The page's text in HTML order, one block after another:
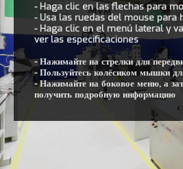
- Haga clic en las flechas para
- Usa las ruedas del mouse para
- Haga clic en el menú lateral y
ver las especificaciones
- Нажимайте на стрелки для
- Пользуйтесь колёсиком мышки
- Нажимайте на боковое меню, а